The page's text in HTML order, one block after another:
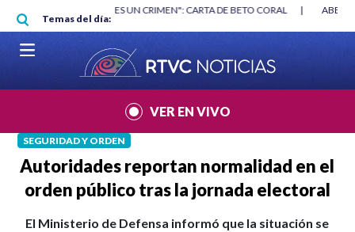
Pasar al contenido principal
Temas del día:
"HABLAR NO ES UN CRIMEN": CARTA DE BETO CORAL
VER EN VIVO
SEGURIDAD Y ORDEN
Autoridades reportan normalidad en el
orden público tras la jornada electoral
El Ministerio de Defensa informó que la situación se